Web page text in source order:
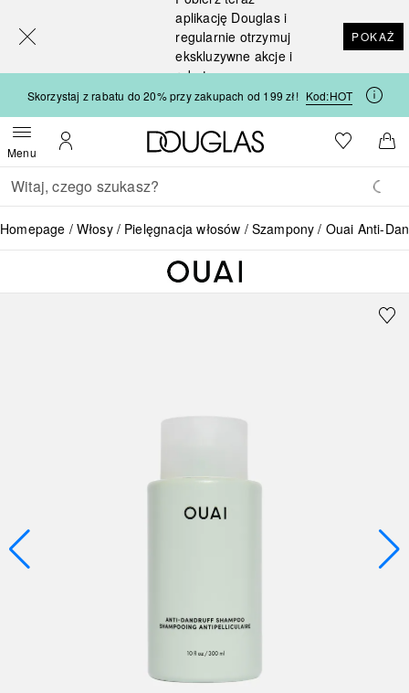
aplikację Douglas i
regularnie otrzymuj
ekskluzywne akcje i
rabaty
POKAŻ
Skorzystaj z rabatu do 20% przy zakupach od 199 zł! Kod:HOT
MenuOtwórz menuMoje konto
Strona główna Douglas
Do listyDo
Wracać
Wykonaj wyszukiwanie
Homepage Włosy Pielęgnacja włosów Szampony Ouai Anti-
[navigation.slideout.screenreader]